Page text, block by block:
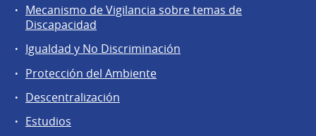
Mecanismo de Vigilancia sobre temas de
Discapacidad
Igualdad y No Discriminación
Protección del Ambiente
Descentralización
Estudios